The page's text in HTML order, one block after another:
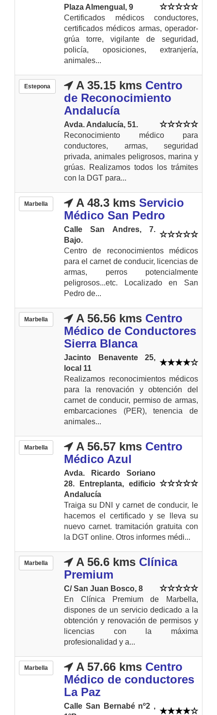
Plaza Almengual, 9
Certificados médicos conductores,
certificados médicos armas, operador-
grúa torre, vigilante de seguridad,
policía, oposiciones, extranjería,
animales...
Estepona A 35.15 kms Centro
de Reconocimiento
Andalucía
Avda. Andalucía, 51.
Reconocimiento médico para
conductores, armas, seguridad
privada, animales peligrosos, marina y
grúas. Realizamos todos los trámites
con la DGT para...
Marbella A 48.3 kms Servicio
Médico San Pedro
Calle San Andres, 7.
Bajo.
Centro de reconocimientos médicos
para el carnet de conducir, licencias de
armas, perros potencialmente
peligrosos...etc. Localizado en San
Pedro de...
Marbella A 56.56 kms Centro
Médico de Conductores
Sierra Blanca
Jacinto Benavente 25,
local 11
Realizamos reconocimientos médicos
para la renovación y obtención del
carnet de conducir, permiso de armas,
embarcaciones (PER), tenencia de
animales...
Marbella A 56.57 kms Centro
Médico Azul
Avda. Ricardo Soriano
28. Entreplanta, edificio
Andalucía
Traiga su DNI y carnet de conducir, le
hacemos el certificado y se lleva su
nuevo carnet. tramitación gratuita con
la DGT online. Otros informes médi...
Marbella A 56.6 kms Clínica
Premium
C/ San Juan Bosco, 8
En Clínica Premium de Marbella,
dispones de un servicio dedicado a la
obtención y renovación de permisos y
licencias con la máxima
profesionalidad y a...
Marbella A 57.66 kms Centro
Médico de conductores
La Paz
Calle San Bernabé nº2 ,